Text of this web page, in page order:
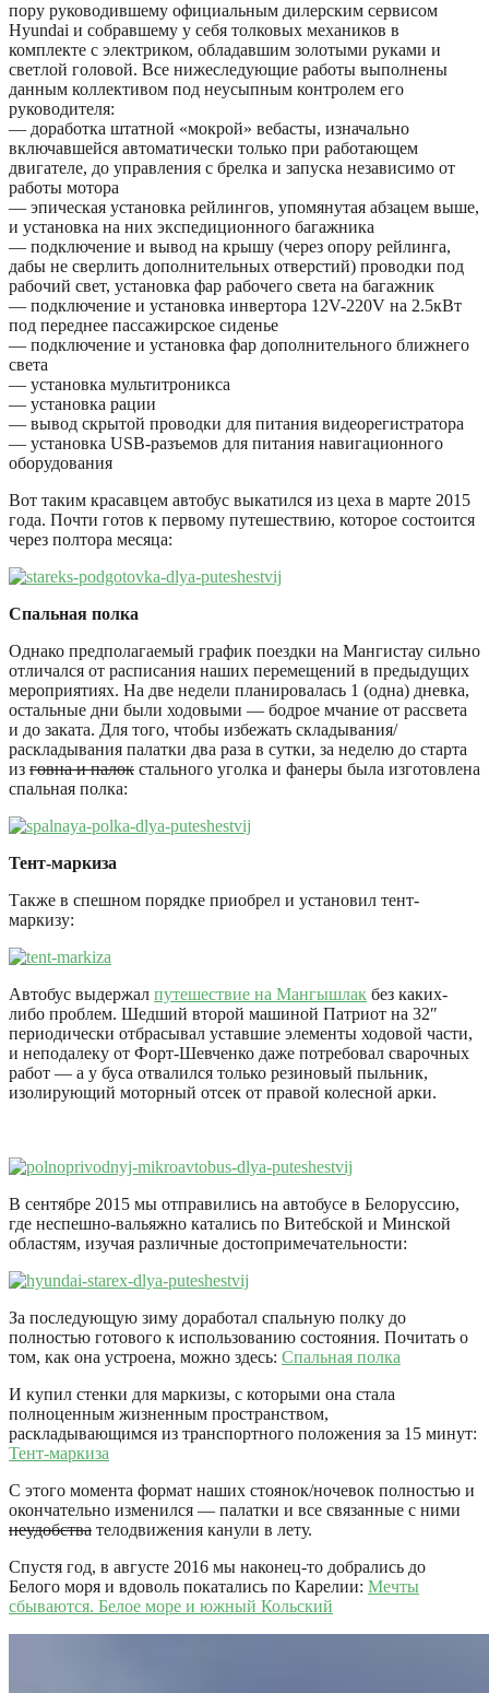
пору руководившему официальным дилерским сервисом
Hyundai и собравшему у себя толковых механиков в
комплекте с электриком, обладавшим золотыми руками и
светлой головой. Все нижеследующие работы выполнены
данным коллективом под неусыпным контролем его
руководителя:
— доработка штатной «мокрой» вебасты, изначально
включавшейся автоматически только при работающем
двигателе, до управления с брелка и запуска независимо от
работы мотора
— эпическая установка рейлингов, упомянутая абзацем выше,
и установка на них экспедиционного багажника
— подключение и вывод на крышу (через опору рейлинга,
дабы не сверлить дополнительных отверстий) проводки под
рабочий свет, установка фар рабочего света на багажник
— подключение и установка инвертора 12V-220V на 2.5кВт
под переднее пассажирское сиденье
— подключение и установка фар дополнительного ближнего
света
— установка мультитроникса
— установка рации
— вывод скрытой проводки для питания видеорегистратора
— установка USB-разъемов для питания навигационного
оборудования
Вот таким красавцем автобус выкатился из цеха в марте 2015
года. Почти готов к первому путешествию, которое состоится
через полтора месяца:
Спальная полка
Однако предполагаемый график поездки на Мангистау сильно
отличался от расписания наших перемещений в предыдущих
мероприятиях. На две недели планировалась 1 (одна) дневка,
остальные дни были ходовыми — бодрое мчание от рассвета
и до заката. Для того, чтобы избежать складывания/
раскладывания палатки два раза в сутки, за неделю до старта
из говна и палок стального уголка и фанеры была изготовлена
спальная полка:
Тент-маркиза
Также в спешном порядке приобрел и установил тент-
маркизу:
Автобус выдержал путешествие на Мангышлак без каких-
либо проблем. Шедший второй машиной Патриот на 32″
периодически отбрасывал уставшие элементы ходовой части,
и неподалеку от Форт-Шевченко даже потребовал сварочных
работ — а у буса отвалился только резиновый пыльник,
изолирующий моторный отсек от правой колесной арки.
В сентябре 2015 мы отправились на автобусе в Белоруссию,
где неспешно-вальяжно катались по Витебской и Минской
областям, изучая различные достопримечательности:
За последующую зиму доработал спальную полку до
полностью готового к использованию состояния. Почитать о
том, как она устроена, можно здесь: Спальная полка
И купил стенки для маркизы, с которыми она стала
полноценным жизненным пространством,
раскладывающимся из транспортного положения за 15 минут:
Тент-маркиза
С этого момента формат наших стоянок/ночевок полностью и
окончательно изменился — палатки и все связанные с ними
неудобства телодвижения канули в лету.
Спустя год, в августе 2016 мы наконец-то добрались до
Белого моря и вдоволь покатались по Карелии: Мечты
сбываются. Белое море и южный Кольский